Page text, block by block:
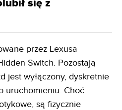
się z
przez Lexusa
Switch. Pozostają
jest wyłączony, dyskretnie
uruchomieniu. Choć
są fizycznie